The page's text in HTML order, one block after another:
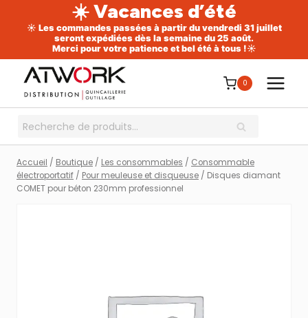
☀️ Vacances d’été
☀️ Les commandes passées à partir du vendredi 31 juillet
seront expédiées dès la semaine du 25 août.
Merci pour votre patience et bel été à tous !☀️
contenu
0
Recherche
RECHERCHE
Accueil / Boutique / Les consommables / Consommable
électroportatif / Pour meuleuse et disqueuse / Disques diamant
COMET pour béton 230mm professionnel